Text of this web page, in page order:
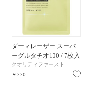
お気に入り
ダーマレーザー スーパ
ーグルタチオ100 / 7枚入
り
クオリティファースト
￥770